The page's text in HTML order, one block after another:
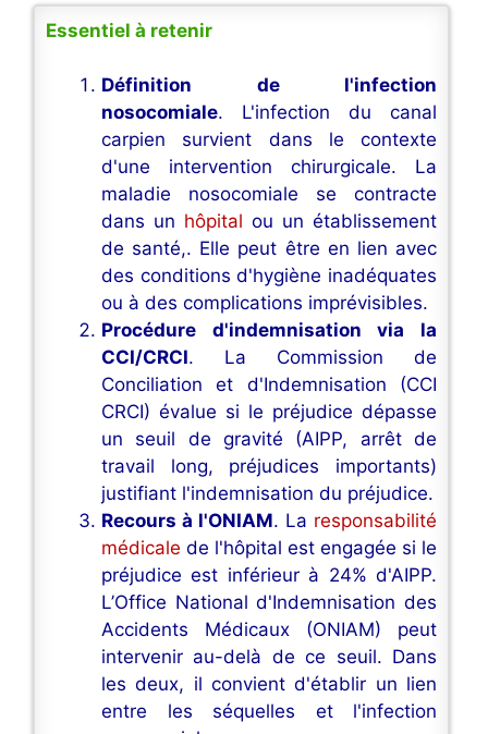
Essentiel à retenir
Définition de l'infection
nosocomiale. L'infection du canal
carpien survient dans le contexte
d'une intervention chirurgicale. La
maladie nosocomiale se contracte
dans un hôpital ou un établissement
de santé,. Elle peut être en lien avec
des conditions d'hygiène inadéquates
ou à des complications imprévisibles.
Procédure d'indemnisation via la
CCI/CRCI. La Commission de
Conciliation et d'Indemnisation (CCI
CRCI) évalue si le préjudice dépasse
un seuil de gravité (AIPP, arrêt de
travail long, préjudices importants)
justifiant l'indemnisation du préjudice.
Recours à l'ONIAM. La responsabilité
médicale de l'hôpital est engagée si le
préjudice est inférieur à 24% d'AIPP.
L’Office National d'Indemnisation des
Accidents Médicaux (ONIAM) peut
intervenir au-delà de ce seuil. Dans
les deux, il convient d'établir un lien
entre les séquelles et l'infection